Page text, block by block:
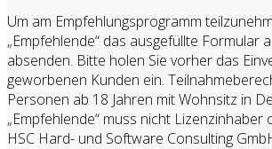
Um am Empfehlungsprogramm
„Empfehlende“ das ausgefüllte Formular
absenden. Bitte holen Sie vorher das
geworbenen Kunden ein.
Personen ab 18 Jahren mit Wohnsitz in
„Empfehlende“ muss nicht Lizenzinhaber
HSC Hard- und Software Consulting